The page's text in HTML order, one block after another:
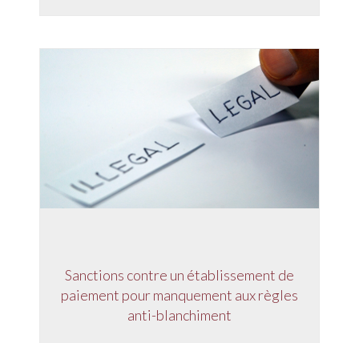
Sanctions contre un établissement de
paiement pour manquement aux règles
anti-blanchiment